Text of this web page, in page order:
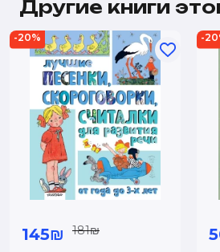
Другие книги
-20%
145₪ 181₪
-